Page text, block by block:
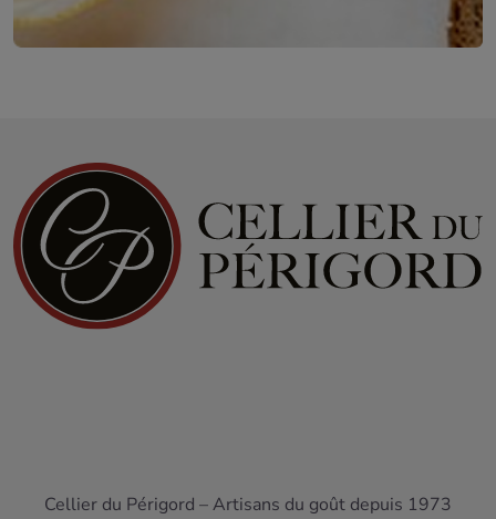
Cellier du Périgord – Artisans du goût depuis 1973